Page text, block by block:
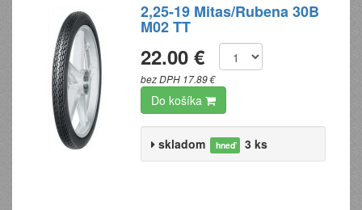
2,25-19 Mitas/Rubena 30B
M02 TT
22.00 €
bez DPH 17.89 €
Do košíka
skladom hneď 3 ks